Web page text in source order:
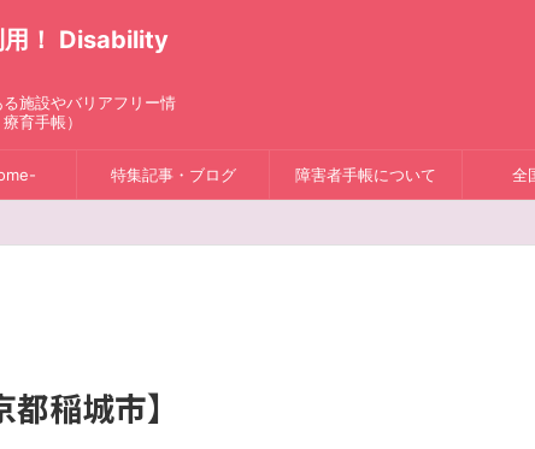
用！ Disability
施設やバリアフリー情
育手帳）
特集記事・ブログ 障害者手帳について 全
稲城市】